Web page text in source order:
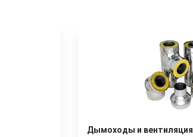
Дымоходы и вентиляция